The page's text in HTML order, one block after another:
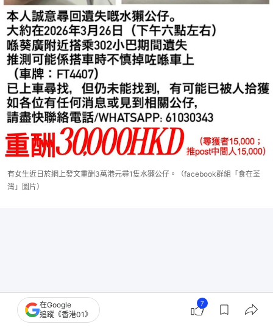
有女生近日於網上發文重酬3萬港元尋1隻水獺公仔。（facebook群組「食在荃
灣」圖片）
在Google
追蹤《香港01》
7